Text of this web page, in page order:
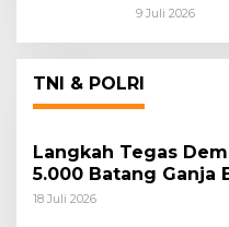
9 Juli 2026
TNI & POLRI
Langkah Tegas
5.000 Batang Ganja
Koops TNI Habema
18 Juli 2026